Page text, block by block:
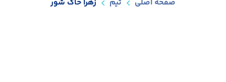
صفحه اصلی تیم زهرا خاک شور